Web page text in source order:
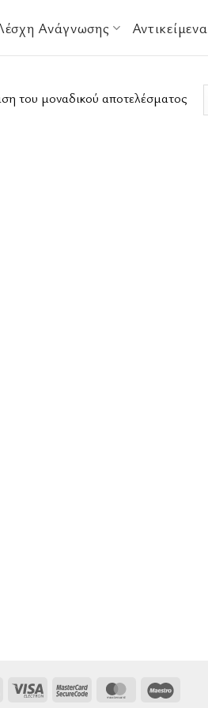
Ανάγνωσης Αντικείμενα
του μοναδικού αποτελέσματος
Visa
Visa
MasterCardMasterCard